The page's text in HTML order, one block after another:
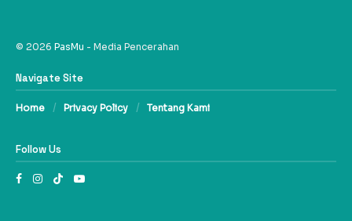
© 2026 PasMu - Media Pencerahan
Navigate Site
Home Privacy Policy Tentang Kami
Follow Us